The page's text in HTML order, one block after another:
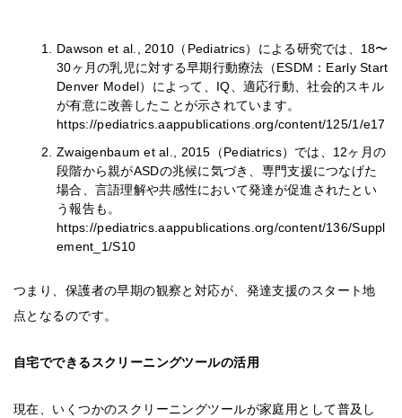
Dawson et al., 2010（Pediatrics）による研究では、18〜
30ヶ月の乳児に対する早期行動療法（ESDM：Early Start
Denver Model）によって、IQ、適応行動、社会的スキル
が有意に改善したことが示されています。
https://pediatrics.aappublications.org/content/125/1/e17
Zwaigenbaum et al., 2015（Pediatrics）では、12ヶ月の
段階から親がASDの兆候に気づき、専門支援につなげた
場合、言語理解や共感性において発達が促進されたとい
う報告も。
https://pediatrics.aappublications.org/content/136/Suppl
ement_1/S10
つまり、保護者の早期の観察と対応が、発達支援のスタート地
点となるのです。
自宅でできるスクリーニングツールの活用
現在、いくつかのスクリーニングツールが家庭用として普及し